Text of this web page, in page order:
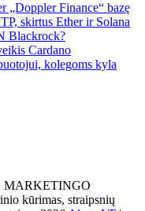
„Doppler Finance“ bazę
skirtus Ether ir Solana
Blackrock?
Cardano
kolegoms kyla
kūrimas, straipsnių